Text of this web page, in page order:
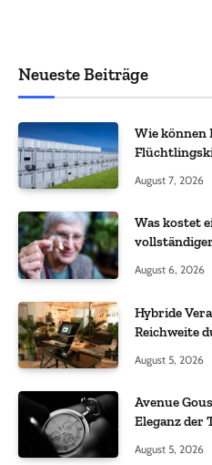
Neueste Beiträge
Wie können
August 7, 2026
Was kostet
August 6, 2026
Hybride
Reichweite
August 5, 2026
Avenue
Eleganz der
August 5, 2026